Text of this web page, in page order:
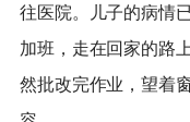
往医院。儿子的病情
加班，走在回家的路
然批改完作业，望着